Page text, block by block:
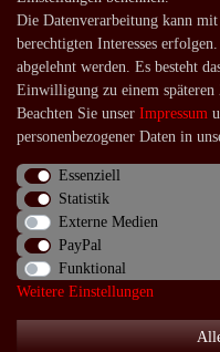
Impressum
Widerrufs­recht
Die Datenverarbeitung kann
berechtigten Interesses
abgelehnt werden. Es besteht
Einwilligung zu einem
Beachten Sie unser Impressum
personenbezogener Daten in
Essenziell
Statistik
Externe Medien
PayPal
Funktional
Weitere Einstellungen